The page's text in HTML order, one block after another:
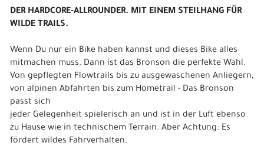
DER HARDCORE-ALLROUNDER. MIT EINEM STEILHANG FÜR
WILDE TRAILS.
Wenn Du nur ein Bike haben kannst und dieses Bike alles
mitmachen muss. Dann ist das Bronson die perfekte Wahl.
Von gepflegten Flowtrails bis zu ausgewaschenen Anliegern,
von alpinen Abfahrten bis zum Hometrail - Das Bronson
passt sich
jeder Gelegenheit spielerisch an und ist in der Luft ebenso
zu Hause wie in technischem Terrain. Aber Achtung: Es
fördert wildes Fahrverhalten.